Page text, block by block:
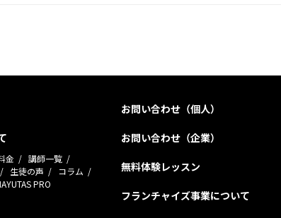
金
講師一覧
生徒の声
コラム
PRO
お問い合わせ（個人）
お問い合わせ（企業）
無料体験レッスン
フランチャイズ事業について